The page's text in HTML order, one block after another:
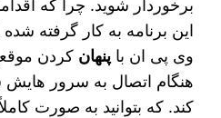
برخوردار شوید. چرا که
این برنامه به کار گرفته
وی پی ان باپنهان کردن
هنگام اتصال به سرور هایش
کند. که بتوانید به صورت